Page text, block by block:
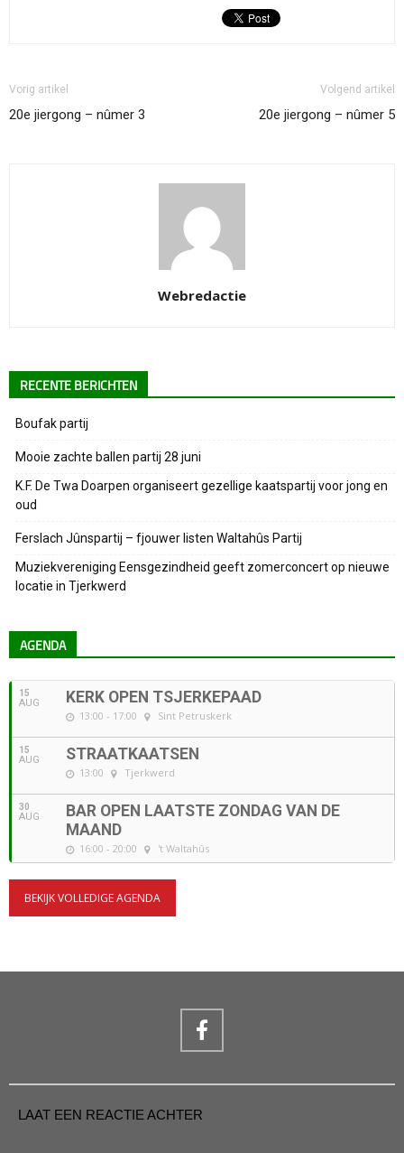
Vorig artikel
20e jiergong – nûmer 3
Volgend artikel
20e jiergong – nûmer 5
Webredactie
RECENTE BERICHTEN
Boufak partij
Mooie zachte ballen partij 28 juni
K.F. De Twa Doarpen organiseert gezellige kaatspartij voor jong en
oud
Ferslach Jûnspartij – fjouwer listen Waltahûs Partij
Muziekvereniging Eensgezindheid geeft zomerconcert op nieuwe
locatie in Tjerkwerd
AGENDA
15
AUG KERK OPEN TSJERKEPAAD
13:00 - 17:00 Sint Petruskerk
15
AUG STRAATKAATSEN
13:00 Tjerkwerd
30
AUG
BAR OPEN LAATSTE ZONDAG VAN DE
MAAND
16:00 - 20:00 't Waltahûs
BEKIJK VOLLEDIGE AGENDA
LAAT EEN REACTIE ACHTER